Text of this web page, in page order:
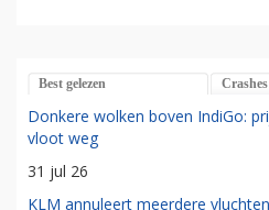
Best gelezen Crashes
Donkere wolken boven IndiGo:
vloot weg
31 jul 26
KLM annuleert meerdere